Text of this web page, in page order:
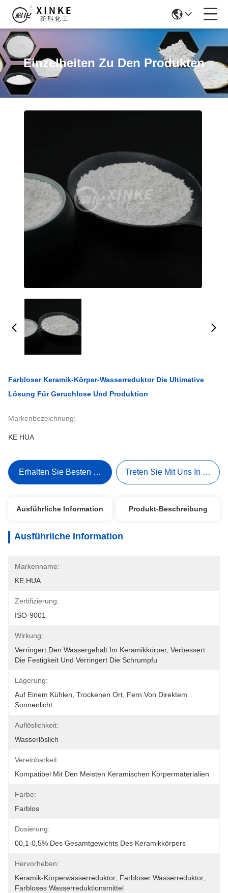
Einzelheiten Zu Den Produkten
Farbloser Keramik-Körper-Wasserreduktor Die Ultimative
Lösung Für Geruchlose Und Produktion
Markenbezeichnung:
KE HUA
Erhalten Sie Besten Preis Treten Sie Mit Uns In
Ausführliche Information Produkt-Beschreibung
Ausführliche Information
Markenname:
KE HUA
Zertifizierung:
ISO-9001
Wirkung:
Verringert Den Wassergehalt Im Keramikkörper, Verbessert
Die Festigkeit Und Verringert Die Schrumpfu
Lagerung:
Auf Einem Kühlen, Trockenen Ort, Fern Von Direktem
Sonnenlicht
Auflöslichkeit:
Wasserlöslich
Vereinbarkeit:
Kompatibel Mit Den Meisten Keramischen Körpermaterialien
Farbe:
Farblos
Dosierung:
00,1-0,5% Des Gesamtgewichts Des Keramikkörpers
Hervorheben:
Keramik-Körperwasserreduktor Farbloser Wasserreduktor
Farbloses Wasserreduktionsmittel